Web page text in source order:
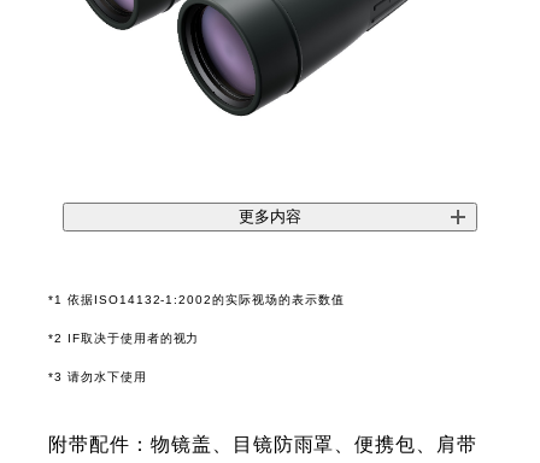
更多内容
*1 依据ISO14132-1:2002的实际视场的表示数值
*2 IF取决于使用者的视力
*3 请勿水下使用
附带配件：物镜盖、目镜防雨罩、便携包、肩带